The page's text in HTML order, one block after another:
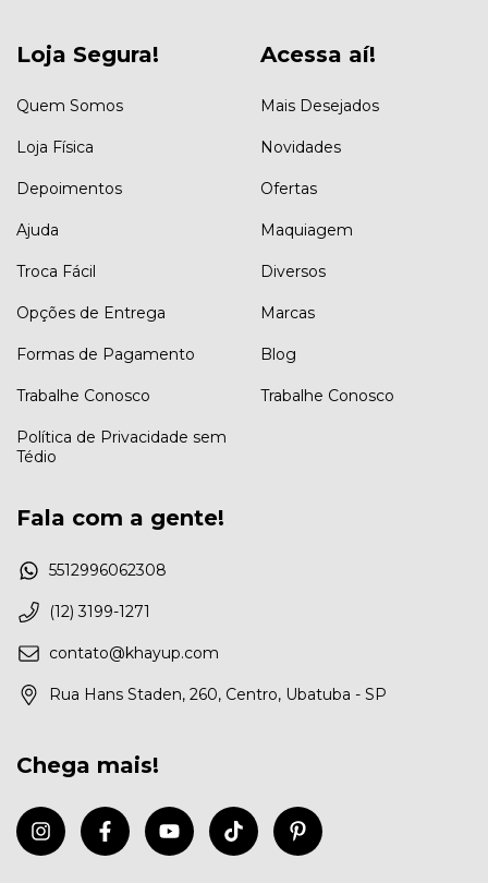
Loja Segura!
Quem Somos
Loja Física
Depoimentos
Ajuda
Troca Fácil
Opções de Entrega
Formas de Pagamento
Trabalhe Conosco
Política de Privacidade sem
Tédio
Acessa aí!
Mais Desejados
Novidades
Ofertas
Maquiagem
Diversos
Marcas
Blog
Trabalhe Conosco
Fala com a gente!
5512996062308
(12) 3199-1271
contato@khayup.com
Rua Hans Staden, 260, Centro, Ubatuba - SP
Chega mais!